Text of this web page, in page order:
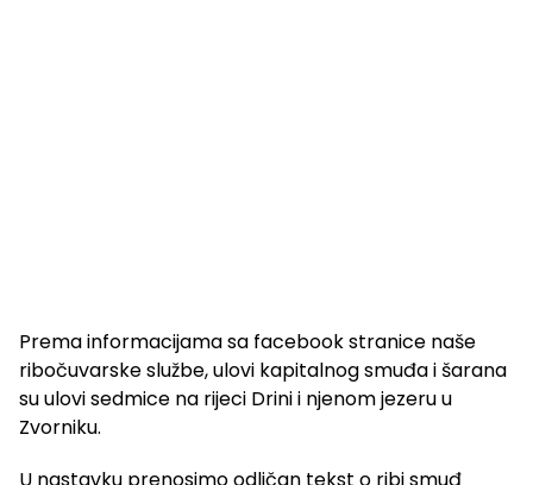
Prema informacijama sa facebook stranice naše
ribočuvarske službe, ulovi kapitalnog smuđa i šarana
su ulovi sedmice na rijeci Drini i njenom jezeru u
Zvorniku.